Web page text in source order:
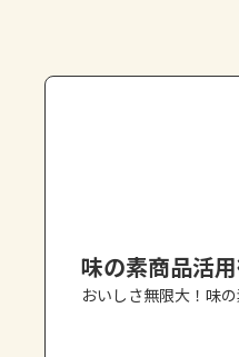
味の素商品活
おいしさ無限大！味